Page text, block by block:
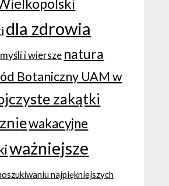
dla zdrowia
myśli i wiersze natura
Botaniczny UAM w
zakątki
wakacyjne
ważniejsze
najpiękniejszych